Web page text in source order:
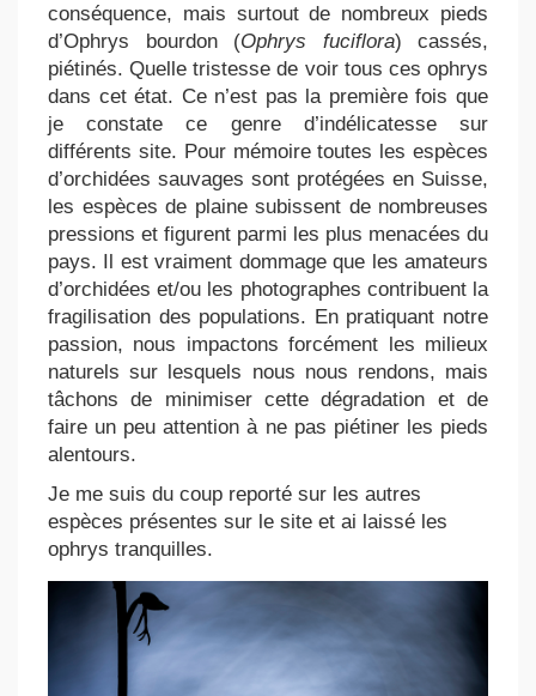
conséquence, mais surtout de nombreux pieds
d’Ophrys bourdon (Ophrys fuciflora) cassés,
piétinés. Quelle tristesse de voir tous ces ophrys
dans cet état. Ce n’est pas la première fois que
je constate ce genre d’indélicatesse sur
différents site. Pour mémoire toutes les espèces
d’orchidées sauvages sont protégées en Suisse,
les espèces de plaine subissent de nombreuses
pressions et figurent parmi les plus menacées du
pays. Il est vraiment dommage que les amateurs
d’orchidées et/ou les photographes contribuent la
fragilisation des populations. En pratiquant notre
passion, nous impactons forcément les milieux
naturels sur lesquels nous nous rendons, mais
tâchons de minimiser cette dégradation et de
faire un peu attention à ne pas piétiner les pieds
alentours.
Je me suis du coup reporté sur les autres
espèces présentes sur le site et ai laissé les
ophrys tranquilles.